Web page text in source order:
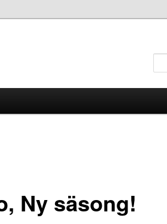
Ny säsong!